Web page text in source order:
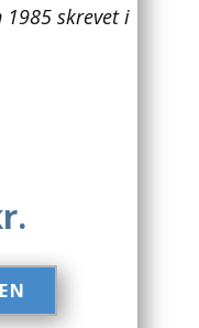
skrevet i